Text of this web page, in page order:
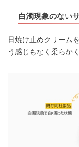
白濁現象のない
日焼け止めクリーム
う感じもなく柔らか